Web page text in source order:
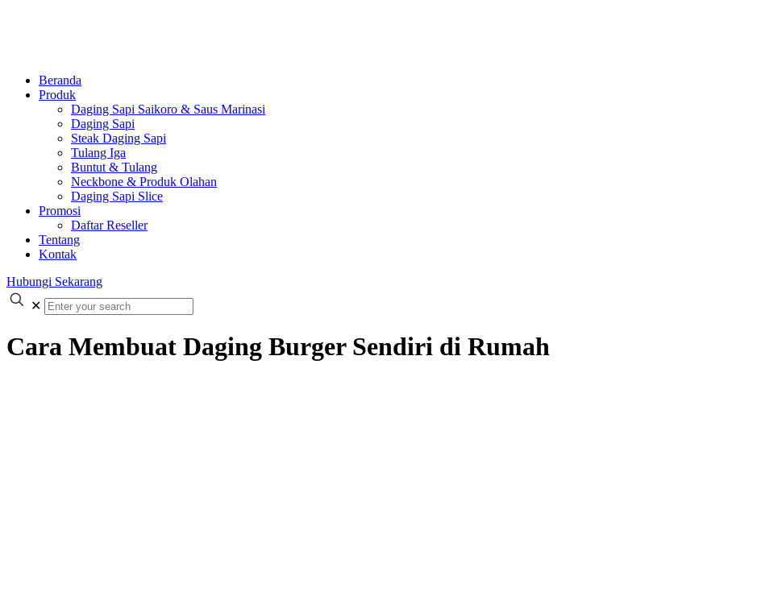
Beranda
Produk
Daging Sapi Saikoro & Saus Marinasi
Daging Sapi
Steak Daging Sapi
Tulang Iga
Buntut & Tulang
Neckbone & Produk Olahan
Daging Sapi Slice
Promosi
Daftar Reseller
Tentang
Kontak
Hubungi Sekarang
✕
Cara Membuat Daging Burger Sendiri di Rumah